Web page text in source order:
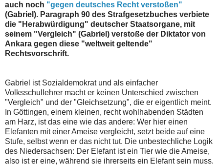
auch noch "gegen deutsches Recht verstoßen"
(Gabriel). Paragraph 90 des Strafgesetzbuches verbiete
die "Herabwürdigung" deutscher Staatsorgane, mit
seinem "Vergleich" (Gabriel) verstoße der Diktator von
Ankara gegen diese "weltweit geltende"
Rechtsvorschrift.
Gabriel ist Sozialdemokrat und als einfacher
Volksschullehrer macht er keinen Unterschied zwischen
"Vergleich" und der "Gleichsetzung", die er eigentlich meint.
In Göttingen, einem kleinen, recht wohlhabenden Städten
am Harz, ist das eine wie das andere: Wer hier einen
Elefanten mit einer Ameise vergleicht, setzt beide auf eine
Stufe, selbst wenn er das nicht tut. Die unbestechliche Logik
des Niedersachsen: Der Elefant ist ein Tier wie die Ameise,
also ist er eine, während sie ihrerseits ein Elefant sein muss.